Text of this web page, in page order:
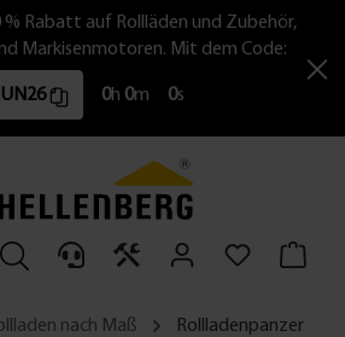
Rabatt auf Rollläden und Zubehör,
Markisenmotoren. Mit dem Code:
0h 0m 0s
nach Maß Rollladenpanzer